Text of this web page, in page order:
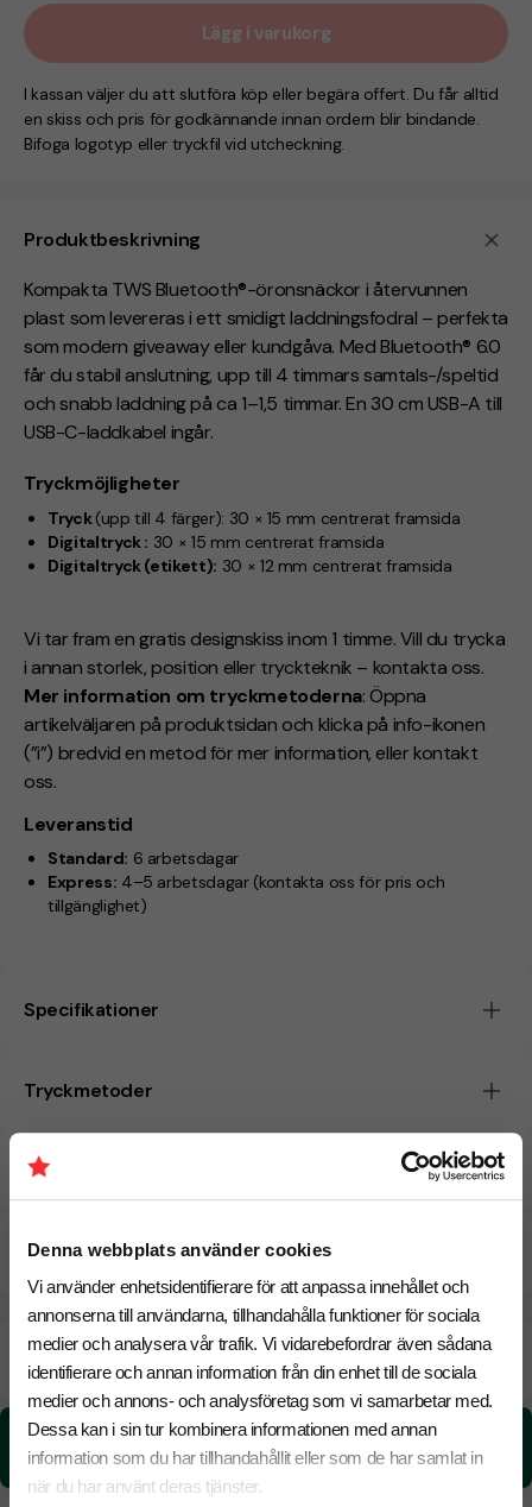
Denna webbplats använder cookies
Vi använder enhetsidentifierare för att anpassa innehållet och
annonserna till användarna, tillhandahålla funktioner för sociala
medier och analysera vår trafik. Vi vidarebefordrar även sådana
identifierare och annan information från din enhet till de sociala
medier och annons- och analysföretag som vi samarbetar med.
Dessa kan i sin tur kombinera informationen med annan
information som du har tillhandahållit eller som de har samlat in
när du har använt deras tjänster.
Produktbeskrivning
Kompakta TWS Bluetooth®-öronsnäckor iåtervunnen
plast som levereras i ett smidigt laddningsfodral – perfekta
som modern giveaway eller kundgåva. MedBluetooth® 6.0
får du stabil anslutning, upp till 4 timmarssamtals-/speltid
och snabb laddning på ca 1–1,5 timmar. En 30 cm USB-A till
USB-C-laddkabel ingår.
Tryckmöjligheter
Tryck(upp till 4 färger): 30 × 15 mm centrerat framsida
Digitaltryck : 30 × 15 mm centrerat framsida
Digitaltryck (etikett): 30 × 12 mm centrerat framsida
Vi tar fram en gratis designskiss inom 1 timme. Vill du trycka
i annan storlek, position eller tryckteknik – kontakta oss.
Mer information om tryckmetoderna: Öppna
artikelväljaren på produktsidan och klicka på info-ikonen
(”i”) bredvid en metod för mer information, eller kontakt
oss.
Leveranstid
Standard: 6 arbetsdagar
Express: 4–5 arbetsdagar (kontakta oss för pris och
tillgänglighet)
Specifikationer
Tryckmetoder
Pristabell
CO₂e -avtryck
Lägg i varukorg
I kassan väljer du att slutföra köp eller begära offert. Du får alltid
en skiss och pris för godkännande innan ordern blir bindande.
Bifoga logotyp eller tryckfil vid utcheckning.
18 Augusti Beräknad leveranstid: 6 arbetsdagar
Snabbare leverans? Kontakta oss.
CO₂e -avtryck:
4,635271813 kg CO₂e / per styck